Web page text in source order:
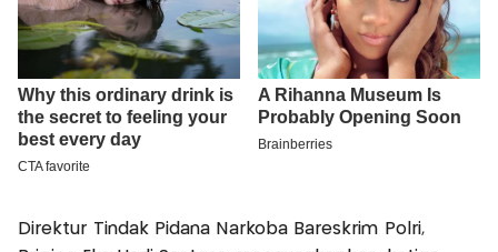
Direktur Tindak Pidana Narkoba Bareskrim Polri,